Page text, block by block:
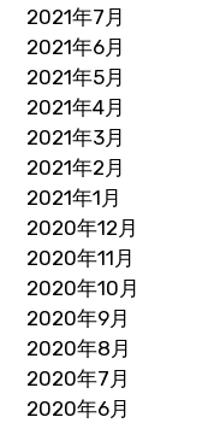
2021年7月
2021年6月
2021年5月
2021年4月
2021年3月
2021年2月
2021年1月
2020年12月
2020年11月
2020年10月
2020年9月
2020年8月
2020年7月
2020年6月